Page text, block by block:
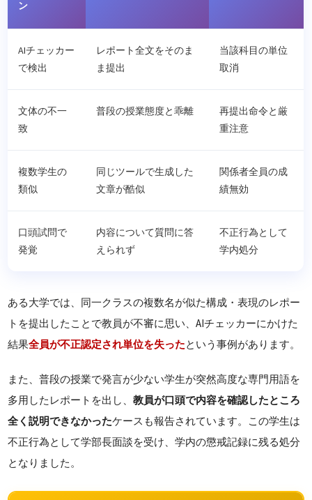
ン
AIチェッカー
で検出
レポート全文をそのま
ま提出
当該科目の単位
取消
文体の不一
致
普段の授業態度と乖離
再提出命令と厳
重注意
複数学生の
類似
同じツールで生成した
文章が酷似
関係者全員の成
績無効
口頭試問で
発覚
内容について質問に答
えられず
不正行為として
学内処分
ある大学では、同一クラスの複数名が似た構成・表現のレポー
トを提出したことで教員が不審に思い、AIチェッカーにかけた
結果全員が不正認定され単位を失ったという事例があります。
また、普段の授業で発言が少ない学生が突然高度な専門用語を
多用したレポートを出し、教員が口頭で内容を確認したところ
全く説明できなかったケースも報告されています。この学生は
不正行為として学部長面談を受け、学内の懲戒記録に残る処分
となりました。